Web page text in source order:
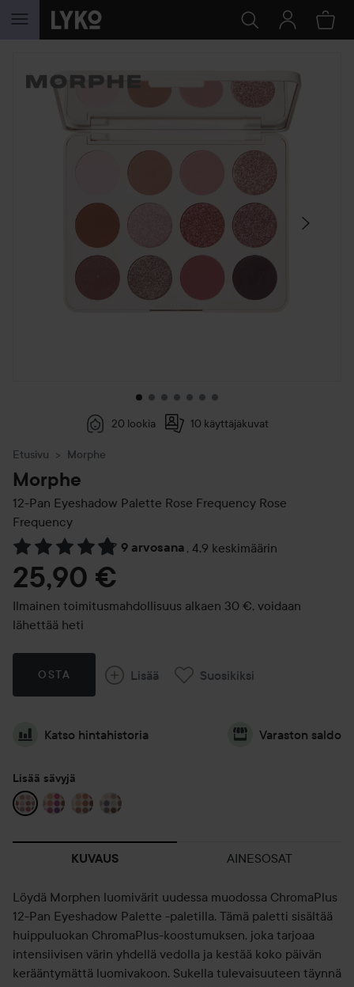
SIIRTYÄ JHK SISÄLTÖÖN
OHITA OSIO
20 lookia 10 käyttäjäkuvat
Etusivu Morphe
Morphe
12-Pan Eyeshadow Palette Rose Frequency Rose
Frequency
9 arvosana , 4.9 keskimäärin
Siirtyä jhk Arvosana & kommentit
25,90 €
Ilmainen toimitusmahdollisuus alkaen 30 €, voidaan
lähettää heti
OSTA Lisää Suosikiksi
Katso hintahistoria Varaston saldo
Lisää sävyjä
KUVAUS AINESOSAT
Löydä Morphen luomivärit uudessa muodossa ChromaPlus
12-Pan Eyeshadow Palette -paletilla. Tämä paletti sisältää
huippuluokan ChromaPlus-koostumuksen, joka tarjoaa
intensiivisen värin yhdellä vedolla ja kestää koko päivän
kerääntymättä luomivakoon. Sukella tulevaisuuteen täynnä